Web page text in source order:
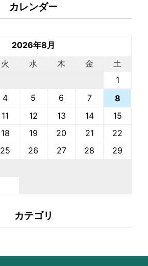
カレンダー
2026年8月
火 水 木 金 土
1
4 5 6 7
8
11 12 13 14
15
18 19 20 21
22
25 26 27 28
29
カテゴリ